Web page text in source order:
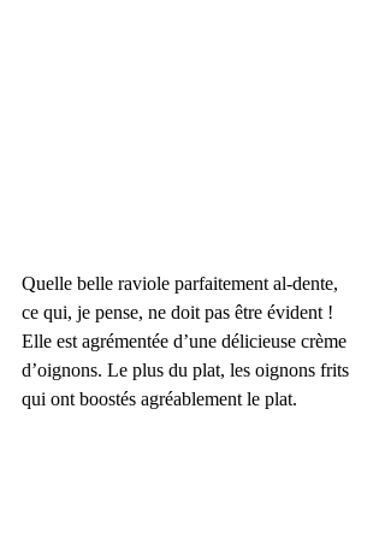
Quelle belle raviole parfaitement al-dente,
ce qui, je pense, ne doit pas être évident !
Elle est agrémentée d’une délicieuse crème
d’oignons. Le plus du plat, les oignons frits
qui ont boostés agréablement le plat.